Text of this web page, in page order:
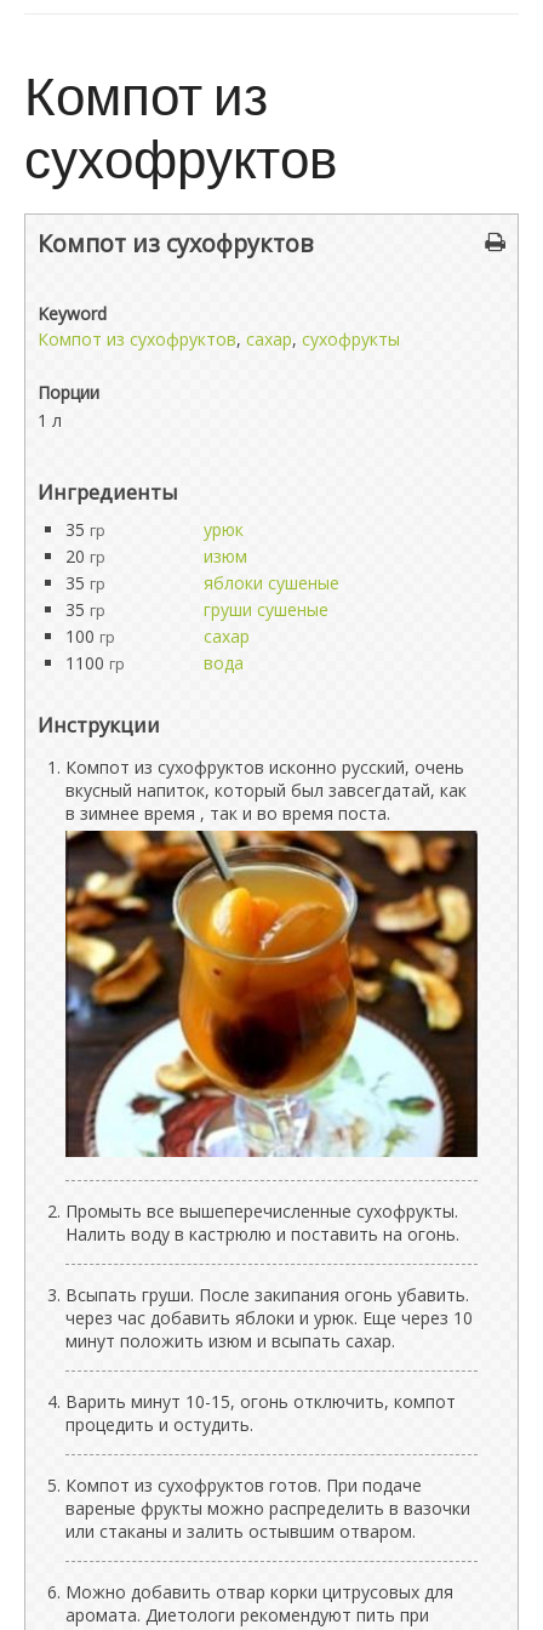
Компот из
сухофруктов
Компот из сухофруктов
Keyword
Компот из сухофруктов, сахар, сухофрукты
Порции
1 л
Ингредиенты
35 гр
урюк
20 гр
изюм
35 гр
яблоки сушеные
35 гр
груши сушеные
100 гр
сахар
1100 гр вода
Инструкции
Компот из сухофруктов исконно русский, очень
вкусный напиток, который был завсегдатай, как
в зимнее время , так и во время поста.
Промыть все вышеперечисленные сухофрукты.
Налить воду в кастрюлю и поставить на огонь.
Всыпать груши. После закипания огонь убавить.
через час добавить яблоки и урюк. Еще через 10
минут положить изюм и всыпать сахар.
Варить минут 10-15, огонь отключить, компот
процедить и остудить.
Компот из сухофруктов готов. При подаче
вареные фрукты можно распределить в вазочки
или стаканы и залить остывшим отваром.
Можно добавить отвар корки цитрусовых для
аромата. Диетологи рекомендуют пить при